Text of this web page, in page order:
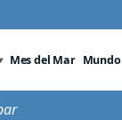
Mes del Mar Mundo